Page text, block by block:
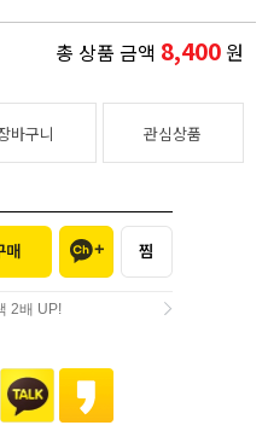
총 상품 금액 8,400원
바구니 관심상품
2배 UP!